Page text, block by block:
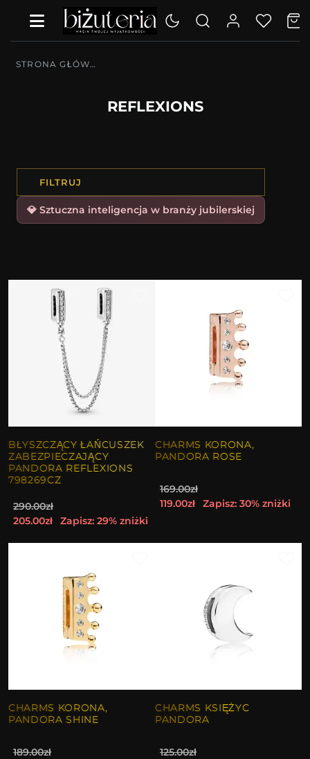
STRONA GŁÓWNA
REFLEXIONS
FILTRUJ
💎 Sztuczna inteligencja w branży jubilerskiej
BŁYSZCZĄCY ŁAŃCUSZEK
ZABEZPIECZAJĄCY
PANDORA REFLEXIONS
798269CZ
290.00zł
205.00zł
Zapisz: 29% zniżki
CHARMS KORONA,
PANDORA ROSE
169.00zł
119.00zł
Zapisz: 30% zniżki
CHARMS KORONA,
PANDORA SHINE
189.00zł
CHARMS KSIĘŻYC
PANDORA
125.00zł